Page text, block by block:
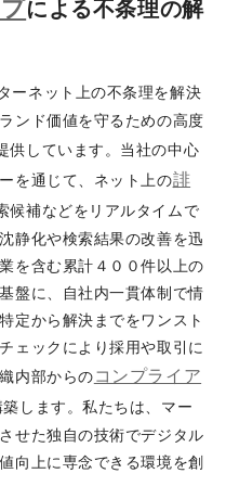
による不条理の解
ーネット上の不条理を解決
ンド価値を守るための高度
供しています。当社の中心
を通じて、ネット上の誹
候補などをリアルタイムで
静化や検索結果の改善を迅
を含む累計４００件以上の
盤に、自社内一貫体制で情
定から解決までをワンスト
ェックにより採用や取引に
内部からのコンプライア
します。私たちは、マー
せた独自の技術でデジタル
向上に専念できる環境を創